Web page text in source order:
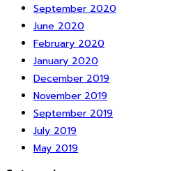
September 2020
June 2020
February 2020
January 2020
December 2019
November 2019
September 2019
July 2019
May 2019